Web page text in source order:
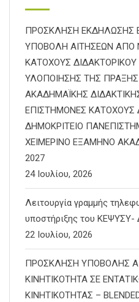
ΠΡΟΣΚΛΗΣΗ ΕΚΔΗΛΩΣΗΣ
ΥΠΟΒΟΛΗ ΑΙΤΗΣΕΩΝ ΑΠΟ
ΚΑΤΟΧΟΥΣ ΔΙΔΑΚΤΟΡΙΚΟΥ
ΥΛΟΠΟΙΗΣΗΣ ΤΗΣ
ΑΚΑΔΗΜΑΪΚΗΣ
ΕΠΙΣΤΗΜΟΝΕΣ ΚΑΤΟΧΟΥΣ
ΔΗΜΟΚΡΙΤΕΙΟ
ΧΕΙΜΕΡΙΝΟ ΕΞΑΜΗΝΟ
2027
24 Ιουλίου, 2026
Λειτουργία γραμμής
υποστήριξης του
22 Ιουλίου, 2026
ΠΡΟΣΚΛΗΣΗ ΥΠΟΒΟΛΗΣ
ΚΙΝΗΤΙΚΟΤΗΤΑ ΣΕ
ΚΙΝΗΤΙΚΟΤΗΤΑΣ –